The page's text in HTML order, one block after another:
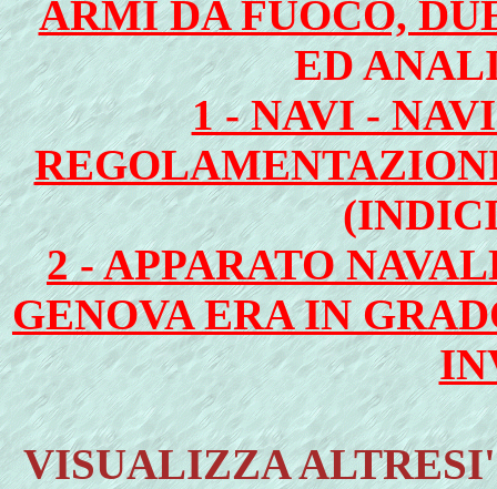
ARMI DA FUOCO,
ED
1 - NAVI -
2 - APPARATO
GENOVA ERA IN
VISUALIZZA